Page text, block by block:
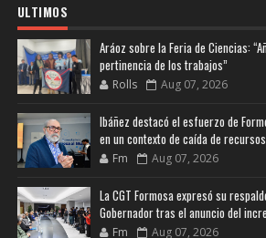
ULTIMOS
Aráoz sobre la Feria de Ciencias:
pertinencia de los trabajos”
Rolls Aug 07, 2026
Ibáñez destacó el esfuerzo de
en un contexto de caída de recursos
Fm Aug 07, 2026
La CGT Formosa expresó su
Gobernador tras el anuncio del
Fm Aug 07, 2026